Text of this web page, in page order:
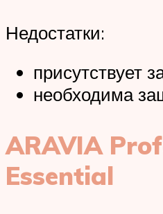
Недостатки:
присутствует
необходима
ARAVIA
Essential